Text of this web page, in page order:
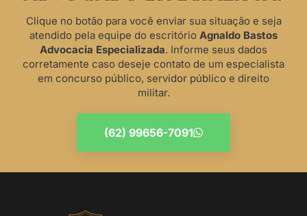
Clique no botão para você enviar sua situação e seja
atendido pela equipe do escritório Agnaldo Bastos
Advocacia Especializada. Informe seus dados
corretamente caso deseje contato de um especialista
em concurso público, servidor público e direito
militar.
(62) 99656-7091